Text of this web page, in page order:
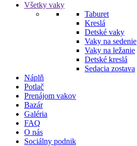
Všetky vaky
Taburet
Kreslá
Detské vaky
Vaky na sedenie
Vaky na ležanie
Detské kreslá
Sedacia zostava
Náplň
Potlač
Prenájom vakov
Bazár
Galéria
FAQ
O nás
Sociálny podnik